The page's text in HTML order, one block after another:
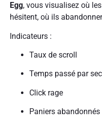
Egg, vous visualisez où
hésitent, où ils
Indicateurs :
Taux de scroll
Temps passé par
Click rage
Paniers abandonnés